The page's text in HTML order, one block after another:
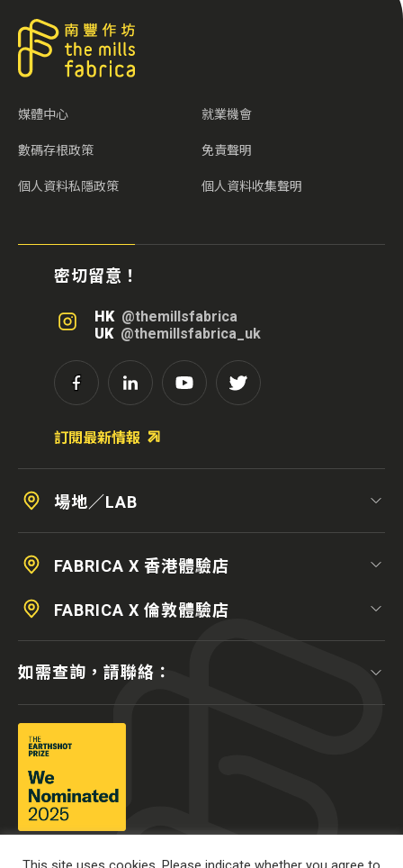
媒體中心 就業機會
數碼存根政策 免責聲明
個人資料私隱政策 個人資料收集聲明
密切留意！
HK @themillsfabrica
UK @themillsfabrica_uk
訂閱最新情報
場地／LAB
FABRICA X 香港體驗店
FABRICA X 倫敦體驗店
如需查詢，請聯絡：